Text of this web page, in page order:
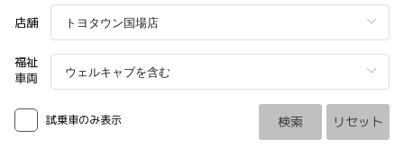
店舗
福祉
車両
試乗車のみ表示 検索 リセット